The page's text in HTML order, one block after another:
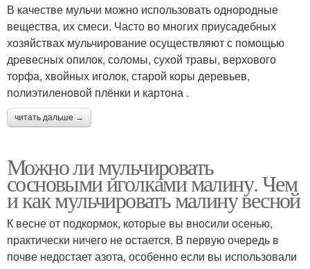
В качестве мульчи можно использовать однородные
вещества, их смеси. Часто во многих приусадебных
хозяйствах мульчирование осуществляют с помощью
древесных опилок, соломы, сухой травы, верхового
торфа, хвойных иголок, старой коры деревьев,
полиэтиленовой плёнки и картона .
читать дальше →
Можно ли мульчировать
сосновыми иголками малину. Чем
и как мульчировать малину весной
К весне от подкормок, которые вы вносили осенью,
практически ничего не остается. В первую очередь в
почве недостает азота, особенно если вы использовали